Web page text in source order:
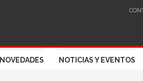
NOVEDADES NOTICIAS Y EVENTOS